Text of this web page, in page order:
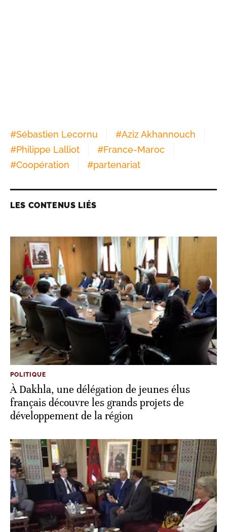
#Sébastien Lecornu #Aziz Akhannouch
#Philippe Lalliot #France-Maroc
#Coopération #partenariat
LES CONTENUS LIÉS
POLITIQUE
À Dakhla, une délégation de jeunes élus
français découvre les grands projets de
développement de la région